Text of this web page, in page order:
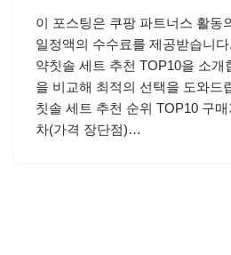
이 포스팅은 쿠팡 파트너스 활동
일정액의 수수료를 제공받습니
약칫솔 세트 추천 TOP10을 소개
을 비교해 최적의 선택을 도와드
칫솔 세트 추천 순위 TOP10 구
차(가격 장단점)…